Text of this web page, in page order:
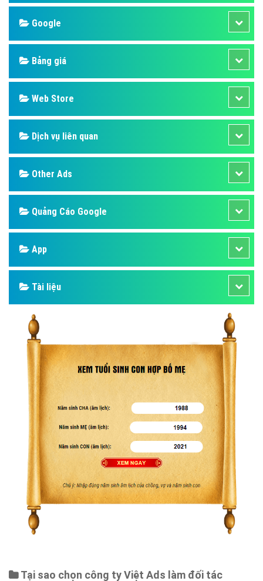
Design
SEO
Banner
Facebook
Google
Bảng giá
Web Store
Dịch vụ liên quan
Other Ads
Quảng Cáo Google
App